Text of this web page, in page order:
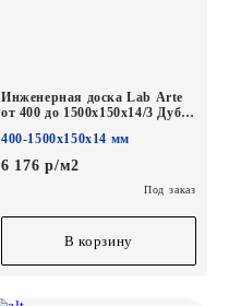
Инженерная доска Lab Arte
от 400 до 1500х150х14/3 Дуб
400-1500х150х14 мм
6 176 р/м2
Под заказ
В корзину